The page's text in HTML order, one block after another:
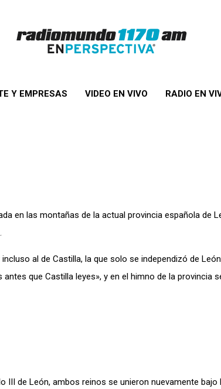
Y EMPRESAS VIDEO EN VIVO RADIO EN
en las montañas de la actual provincia española de
al de Castilla, la que solo se independizó de
que Castilla leyes», y en el himno de la provincia
III de León, ambos reinos se unieron nuevamente bajo